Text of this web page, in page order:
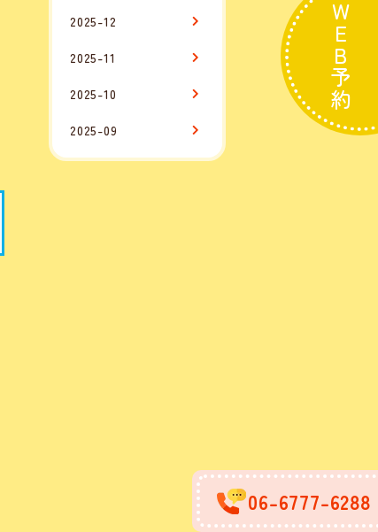
WEB予約
06-6777-6288
2025-12
2025-11
2025-10
2025-09